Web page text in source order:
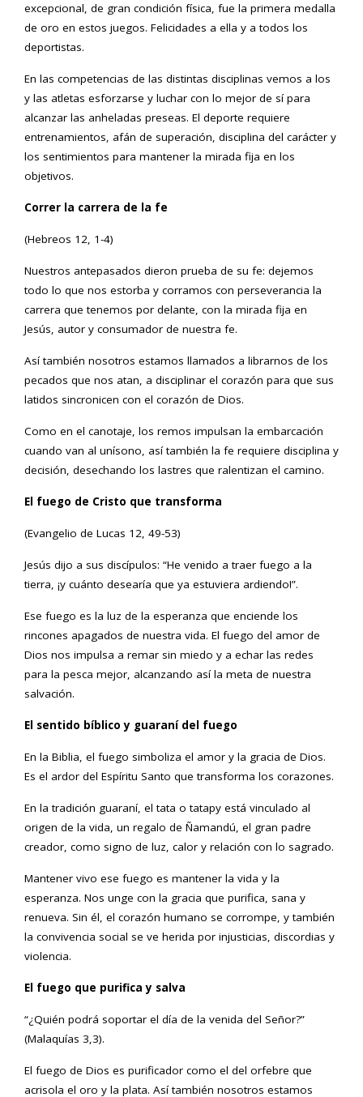
excepcional, de gran condición física, fue la primera medalla
de oro en estos juegos. Felicidades a ella y a todos los
deportistas.
En las competencias de las distintas disciplinas vemos a los
y las atletas esforzarse y luchar con lo mejor de sí para
alcanzar las anheladas preseas. El deporte requiere
entrenamientos, afán de superación, disciplina del carácter y
los sentimientos para mantener la mirada fija en los
objetivos.
Correr la carrera de la fe
(Hebreos 12, 1-4)
Nuestros antepasados dieron prueba de su fe: dejemos
todo lo que nos estorba y corramos con perseverancia la
carrera que tenemos por delante, con la mirada fija en
Jesús, autor y consumador de nuestra fe.
Así también nosotros estamos llamados a librarnos de los
pecados que nos atan, a disciplinar el corazón para que sus
latidos sincronicen con el corazón de Dios.
Como en el canotaje, los remos impulsan la embarcación
cuando van al unísono, así también la fe requiere disciplina y
decisión, desechando los lastres que ralentizan el camino.
El fuego de Cristo que transforma
(Evangelio de Lucas 12, 49-53)
Jesús dijo a sus discípulos: “He venido a traer fuego a la
tierra, ¡y cuánto desearía que ya estuviera ardiendo!”.
Ese fuego es la luz de la esperanza que enciende los
rincones apagados de nuestra vida. El fuego del amor de
Dios nos impulsa a remar sin miedo y a echar las redes
para la pesca mejor, alcanzando así la meta de nuestra
salvación.
El sentido bíblico y guaraní del fuego
En la Biblia, el fuego simboliza el amor y la gracia de Dios.
Es el ardor del Espíritu Santo que transforma los corazones.
En la tradición guaraní, el tata o tatapy está vinculado al
origen de la vida, un regalo de Ñamandú, el gran padre
creador, como signo de luz, calor y relación con lo sagrado.
Mantener vivo ese fuego es mantener la vida y la
esperanza. Nos unge con la gracia que purifica, sana y
renueva. Sin él, el corazón humano se corrompe, y también
la convivencia social se ve herida por injusticias, discordias y
violencia.
El fuego que purifica y salva
“¿Quién podrá soportar el día de la venida del Señor?”
(Malaquías 3,3).
El fuego de Dios es purificador como el del orfebre que
acrisola el oro y la plata. Así también nosotros estamos